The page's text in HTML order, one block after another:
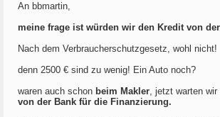
An bbmartin,
meine frage ist würden wir den Kredit von
Nach dem Verbraucherschutzgesetz, wohl nicht!
denn 2500 € sind zu wenig! Ein Auto noch?
waren auch schon beim Makler, jetzt warten wir
von der Bank für die Finanzierung.